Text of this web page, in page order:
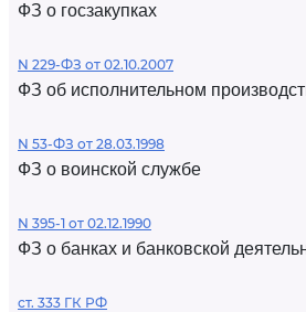
ФЗ о госзакупках
N 229-ФЗ от 02.10.2007
ФЗ об исполнительном
N 53-ФЗ от 28.03.1998
ФЗ о воинской службе
N 395-1 от 02.12.1990
ФЗ о банках и банковской
ст. 333 ГК РФ